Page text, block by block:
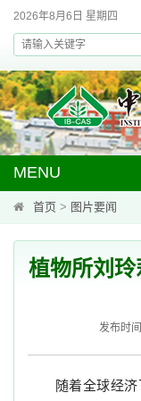
2026年8月6日 星期四
MENU
首页 > 图片要闻
植物所刘
发布时间
随着全球经